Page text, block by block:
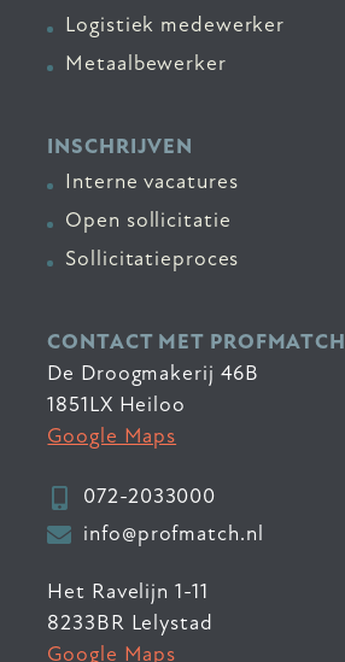
Logistiek medewerker
Metaalbewerker
INSCHRIJVEN
Interne vacatures
Open sollicitatie
Sollicitatieproces
CONTACT MET PROFMATCH
De Droogmakerij 46B
1851LX Heiloo
Google Maps
072-2033000
info@profmatch.nl
Het Ravelijn 1-11
8233BR Lelystad
Google Maps